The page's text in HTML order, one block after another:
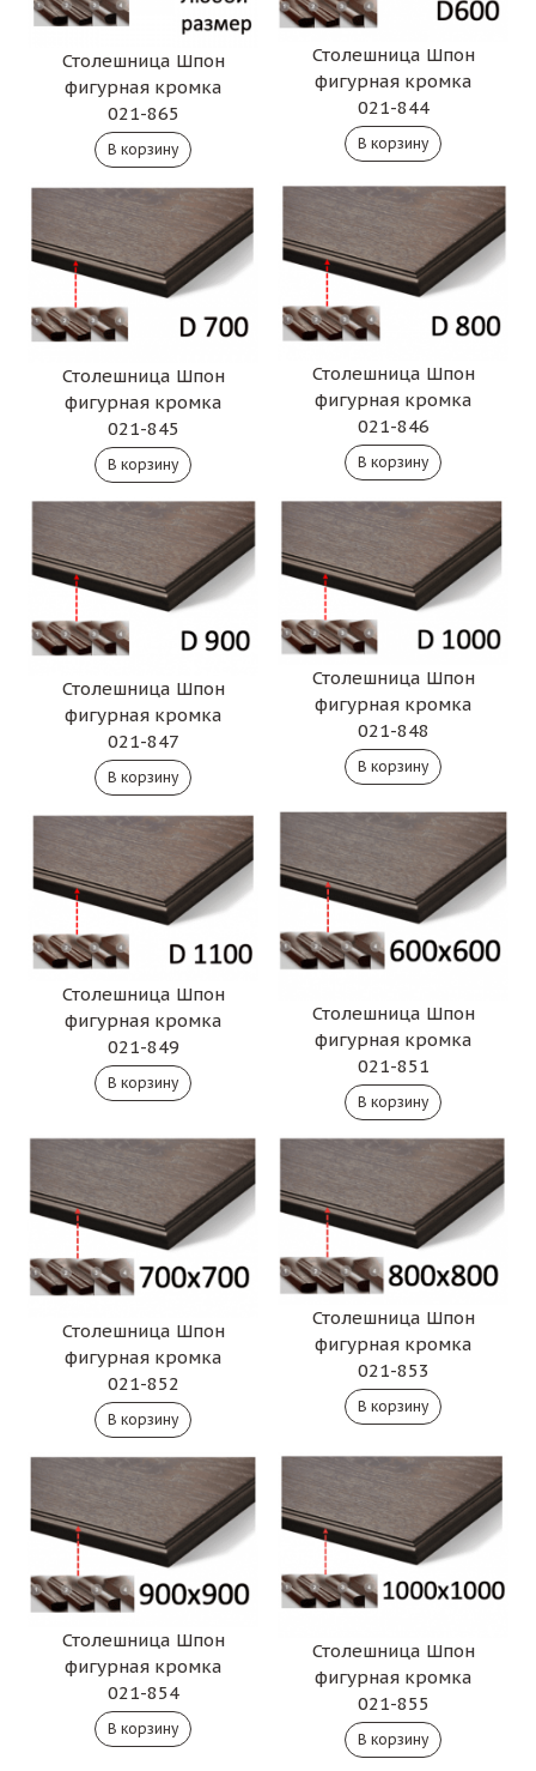
Столешница Шпон
фигурная кромка
021-865
Столешница Шпон
фигурная кромка
021-844
Столешница Шпон
фигурная кромка
021-845
Столешница Шпон
фигурная кромка
021-846
Столешница Шпон
фигурная кромка
021-847
Столешница Шпон
фигурная кромка
021-848
Столешница Шпон
фигурная кромка
021-849
Столешница Шпон
фигурная кромка
021-851
Столешница Шпон
фигурная кромка
021-852
Столешница Шпон
фигурная кромка
021-853
Столешница Шпон
фигурная кромка
021-854
Столешница Шпон
фигурная кромка
021-855